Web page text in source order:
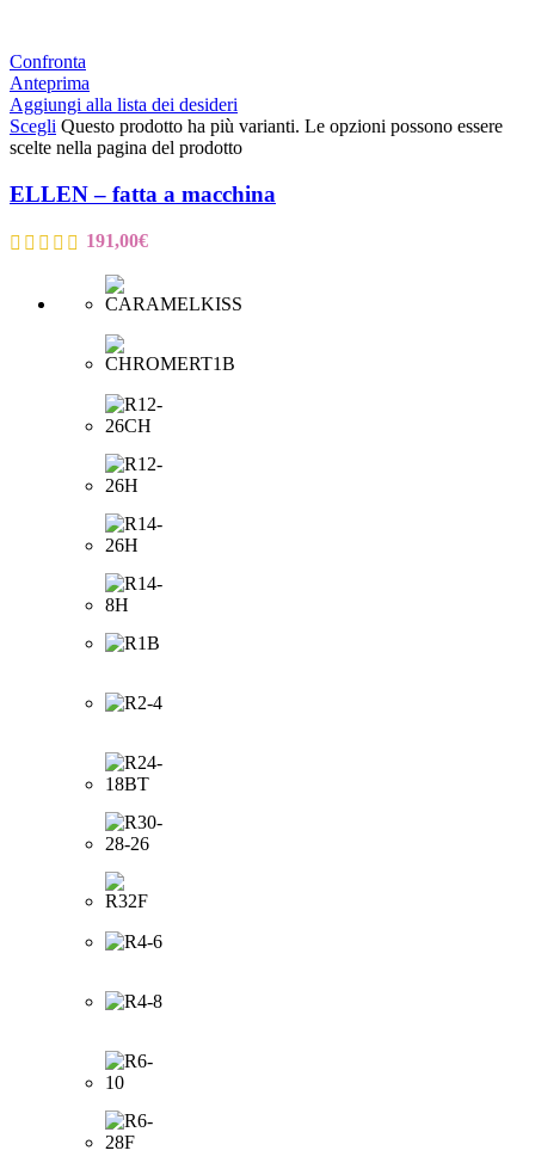
Confronta
Anteprima
Aggiungi alla lista dei desideri
Scegli Questo prodotto ha più varianti. Le opzioni possono essere
scelte nella pagina del prodotto
ELLEN – fatta a macchina
191,00€